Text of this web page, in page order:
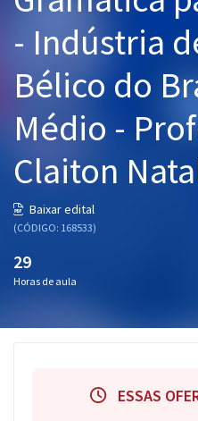
Graduação
OAB
Mentorias
Questões grátis
Conteúdo gratuito
Blog
- Indústria
Bélico do
Médio -
Claiton
Baixar edital
(CÓDIGO: 168533)
29
Horas de aula
ESSAS